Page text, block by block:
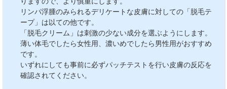
リンパ浮腫のみられるデリケートな皮膚に対しての「脱毛テ
ープ」は以ての他です。
「脱毛クリーム」は刺激の少ない成分を選ぶようにします。
薄い体毛でしたら女性用、濃いめでしたら男性用がおすすめ
です。
いずれにしても事前に必ずパッチテストを行い皮膚の反応を
確認されてください。